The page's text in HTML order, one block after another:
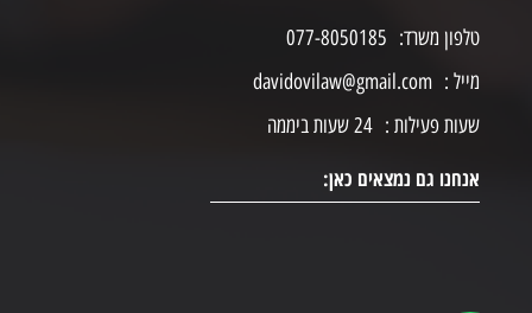
טלפון משרד: 077-8050185
מייל : davidovilaw@gmail.com
שעות פעילות : 24 שעות ביממה
אנחנו גם נמצאים כאן: